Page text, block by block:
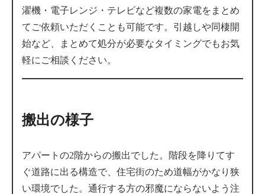
濯機・電子レンジ・テレビなど複数の家電をまとめ
てご依頼いただくことも可能です。引越しや同棲開
始など、まとめて処分が必要なタイミングでもお気
軽にご相談ください。
搬出の様子
アパートの2階からの搬出でした。階段を降りてす
ぐ道路に出る構造で、住宅街のため道幅がかなり狭
い環境でした。通行する方の邪魔にならないよう注